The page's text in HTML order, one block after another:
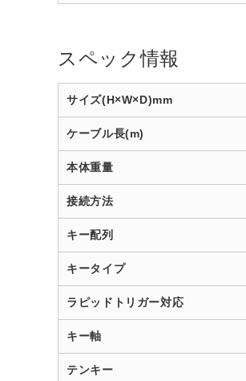
スペック情報
サイズ(H×W×D)mm
ケーブル長(m)
本体重量
接続方法
キー配列
キータイプ
ラピッドトリガー対応
キー軸
テンキー